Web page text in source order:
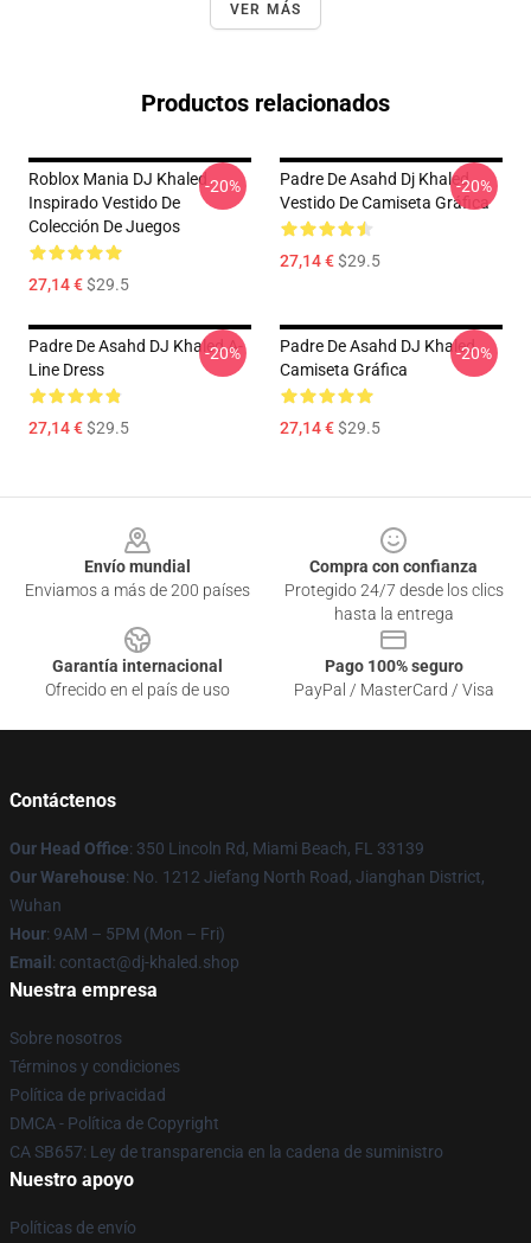
VER MÁS
Productos relacionados
Roblox Mania DJ Khaled
Inspirado Vestido De
Colección De Juegos
27,14 €$29.5
-20%
Padre De Asahd Dj Khaled
Vestido De Camiseta Gráfica
27,14 €$29.5
-20%
Padre De Asahd DJ Khaled A-
Line Dress
27,14 €$29.5
-20%
Padre De Asahd DJ Khaled
Camiseta Gráfica
27,14 €$29.5
-20%
Envío mundial
Enviamos a más de 200 países
Compra con confianza
Protegido 24/7 desde los clics
hasta la entrega
Garantía internacional
Ofrecido en el país de uso
Pago 100% seguro
PayPal / MasterCard / Visa
Contáctenos
Our Head Office: 350 Lincoln Rd, Miami Beach, FL 33139
Our Warehouse: No. 1212 Jiefang North Road, Jianghan District,
Wuhan
Hour: 9AM – 5PM (Mon – Fri)
Email : contact@dj-khaled.shop
Nuestra empresa
Sobre nosotros
Términos y condiciones
Política de privacidad
DMCA - Política de Copyright
CA SB657: Ley de transparencia en la cadena de suministro
Nuestro apoyo
Políticas de envío